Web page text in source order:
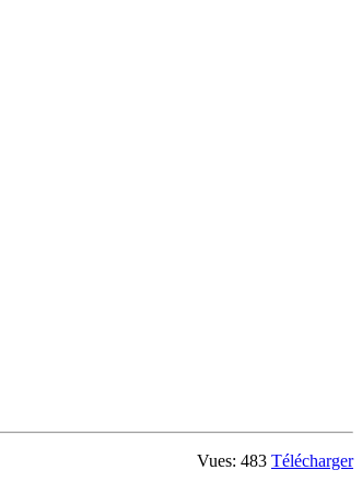
Vues: 483 Télécharger